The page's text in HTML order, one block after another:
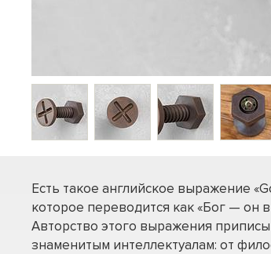
Есть такое английское выражение
которое переводится как «Бог — он в
Авторство этого выражения
знаменитым интеллектуалам: от